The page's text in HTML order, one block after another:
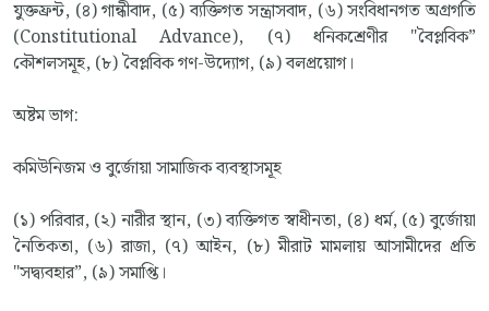
যুক্তফ্রন্ট, (৪) গান্ধীবাদ, (৫) ব্যক্তিগত সন্ত্রাসবাদ, (৬) সংবিধানগত অগ্রগতি
(Constitutional Advance), (৭) ধনিকশ্রেণীর "বৈপ্লবিক”
কৌশলসমূহ, (৮) বৈপ্লবিক গণ-উদ্যোগ, (৯) বলপ্রয়োগ।
অষ্টম ভাগ:
কমিউনিজম ও বুর্জোয়া সামাজিক ব্যবস্থাসমূহ
(১) পরিবার, (২) নারীর স্থান, (৩) ব্যক্তিগত স্বাধীনতা, (৪) ধর্ম, (৫) বুর্জোয়া
নৈতিকতা, (৬) রাজা, (৭) আইন, (৮) মীরাট মামলায় আসামীদের প্রতি
"সদ্ব্যবহার”, (৯) সমাপ্তি।